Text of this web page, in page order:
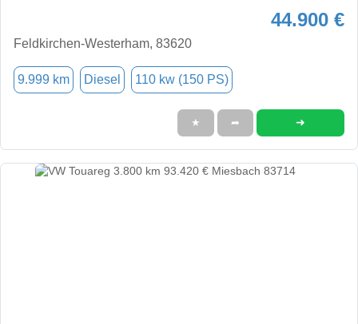
44.900 €
Feldkirchen-Westerham, 83620
9.999 km Diesel 110 kw (150 PS)
★ ➦ ➜